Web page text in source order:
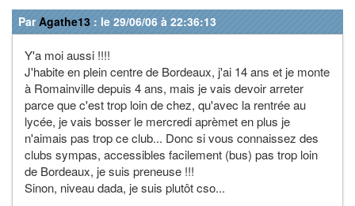
ParAgathe13 : le 29/06/06 à 22:36:13
Y'a moi aussi !!!!
J'habite en plein centre de Bordeaux, j'ai 14 ans et je monte
à Romainville depuis 4 ans, mais je vais devoir arreter
parce que c'est trop loin de chez, qu'avec la rentrée au
lycée, je vais bosser le mercredi aprèmet en plus je
n'aimais pas trop ce club... Donc si vous connaissez des
clubs sympas, accessibles facilement (bus) pas trop loin
de Bordeaux, je suis preneuse !!!
Sinon, niveau dada, je suis plutôt cso...